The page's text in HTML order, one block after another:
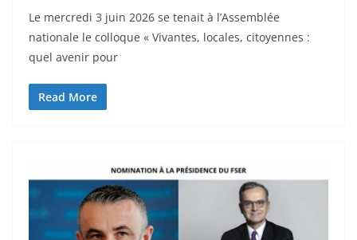
Le mercredi 3 juin 2026 se tenait à l’Assemblée
nationale le colloque « Vivantes, locales, citoyennes :
quel avenir pour
Read More